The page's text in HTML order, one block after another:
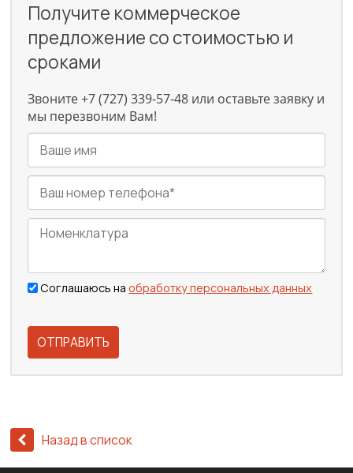
Получите коммерческое
предложение со стоимостью и
сроками
Звоните +7 (727) 339-57-48 или оставьте заявку и
мы перезвоним Вам!
Соглашаюсь наобработку персональных данных
ОТПРАВИТЬ
Назад в список